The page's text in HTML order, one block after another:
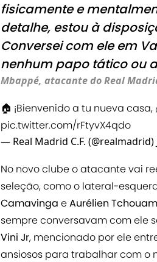
fisicamente e
detalhe, estou à
Conversei com ele em
nenhum papo tático ou
Mbappé, atacante do Real
🏠 ¡Bienvenido a tu nueva casa,
pic.twitter.com/rFtyvX4qdo
— Real Madrid C.F. (@realmadrid)
No novo clube o atacante vai
seleção, como o lateral-
Camavinga eAurélien
sempre conversavam com ele
Vini Jr, mencionado por ele
ansiosos para trabalhar com o